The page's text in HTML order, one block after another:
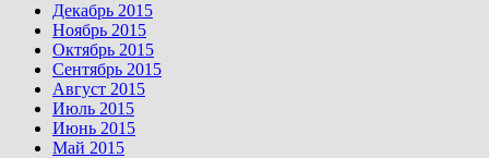
Декабрь 2015
Ноябрь 2015
Октябрь 2015
Сентябрь 2015
Август 2015
Июль 2015
Июнь 2015
Май 2015